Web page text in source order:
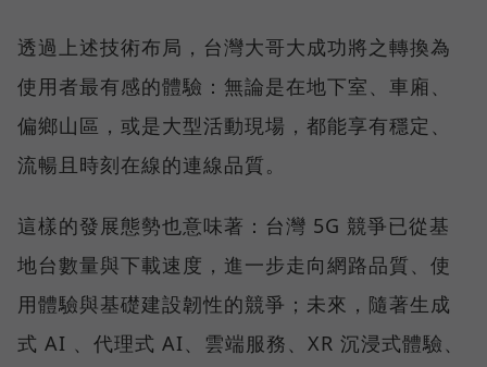
透過上述技術布局，台灣大哥大成功將之轉換為
使用者最有感的體驗：無論是在地下室、車廂、
偏鄉山區，或是大型活動現場，都能享有穩定、
流暢且時刻在線的連線品質。
這樣的發展態勢也意味著：台灣 5G 競爭已從基
地台數量與下載速度，進一步走向網路品質、使
用體驗與基礎建設韌性的競爭；未來，隨著生成
式 AI 、代理式 AI、雲端服務、XR 沉浸式體驗、